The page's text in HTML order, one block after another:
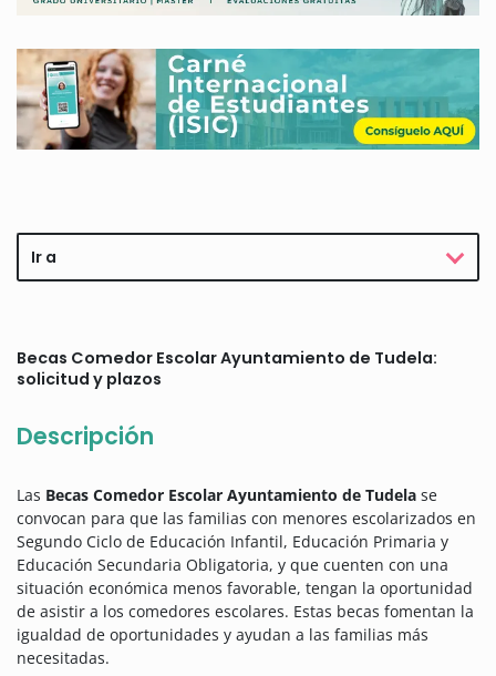
Ir a
Becas Comedor Escolar Ayuntamiento de Tudela:
solicitud y plazos
Descripción
Las Becas Comedor Escolar Ayuntamiento de Tudela se
convocan para que las familias con menores escolarizados en
Segundo Ciclo de Educación Infantil, Educación Primaria y
Educación Secundaria Obligatoria, y que cuenten con una
situación económica menos favorable, tengan la oportunidad
de asistir a los comedores escolares. Estas becas fomentan la
igualdad de oportunidades y ayudan a las familias más
necesitadas.